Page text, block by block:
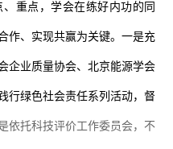
重点，学会在练好内功的同
作、实现共赢为关键。一是充
企业质量协会、北京能源学会
行绿色社会责任系列活动，督
依托科技评价工作委员会，不